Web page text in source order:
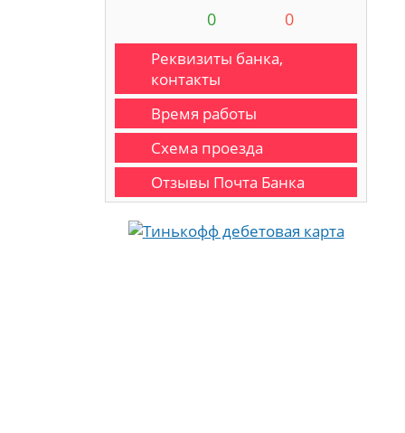
0 0
Реквизиты банка,
контакты
Время работы
Схема проезда
Отзывы Почта Банка